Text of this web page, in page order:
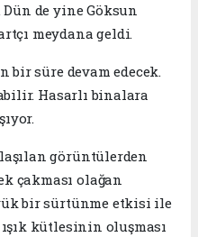
de yine Göksun
meydana geldi.
bir süre devam edecek.
Hasarlı binalara
görüntülerden
çakması olağan
bir sürtünme etkisi ile
kütlesinin oluşması